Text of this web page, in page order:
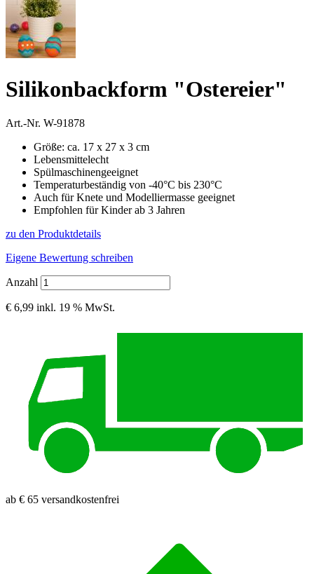
Silikonbackform "Ostereier"
Art.-Nr. W-91878
Größe: ca. 17 x 27 x 3 cm
Lebensmittelecht
Spülmaschinengeeignet
Temperaturbeständig von -40°C bis 230°C
Auch für Knete und Modelliermasse geeignet
Empfohlen für Kinder ab 3 Jahren
zu den Produktdetails
Eigene Bewertung schreiben
Anzahl
€ 6,99 inkl. 19 % MwSt.
ab € 65 versandkostenfrei